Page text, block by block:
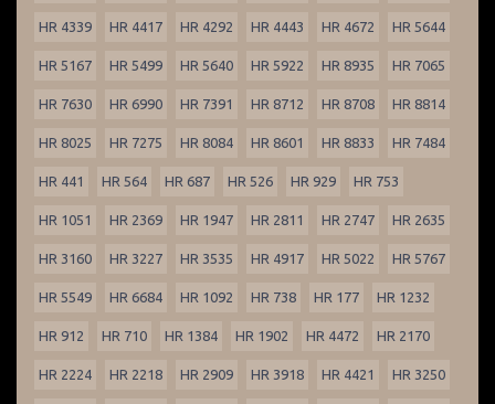
HR 4339 HR 4417 HR 4292 HR 4443 HR 4672 HR 5644
HR 5167 HR 5499 HR 5640 HR 5922 HR 8935 HR 7065
HR 7630 HR 6990 HR 7391 HR 8712 HR 8708 HR 8814
HR 8025 HR 7275 HR 8084 HR 8601 HR 8833 HR 7484
HR 441 HR 564 HR 687 HR 526 HR 929 HR 753
HR 1051 HR 2369 HR 1947 HR 2811 HR 2747 HR 2635
HR 3160 HR 3227 HR 3535 HR 4917 HR 5022 HR 5767
HR 5549 HR 6684 HR 1092 HR 738 HR 177 HR 1232
HR 912 HR 710 HR 1384 HR 1902 HR 4472 HR 2170
HR 2224 HR 2218 HR 2909 HR 3918 HR 4421 HR 3250